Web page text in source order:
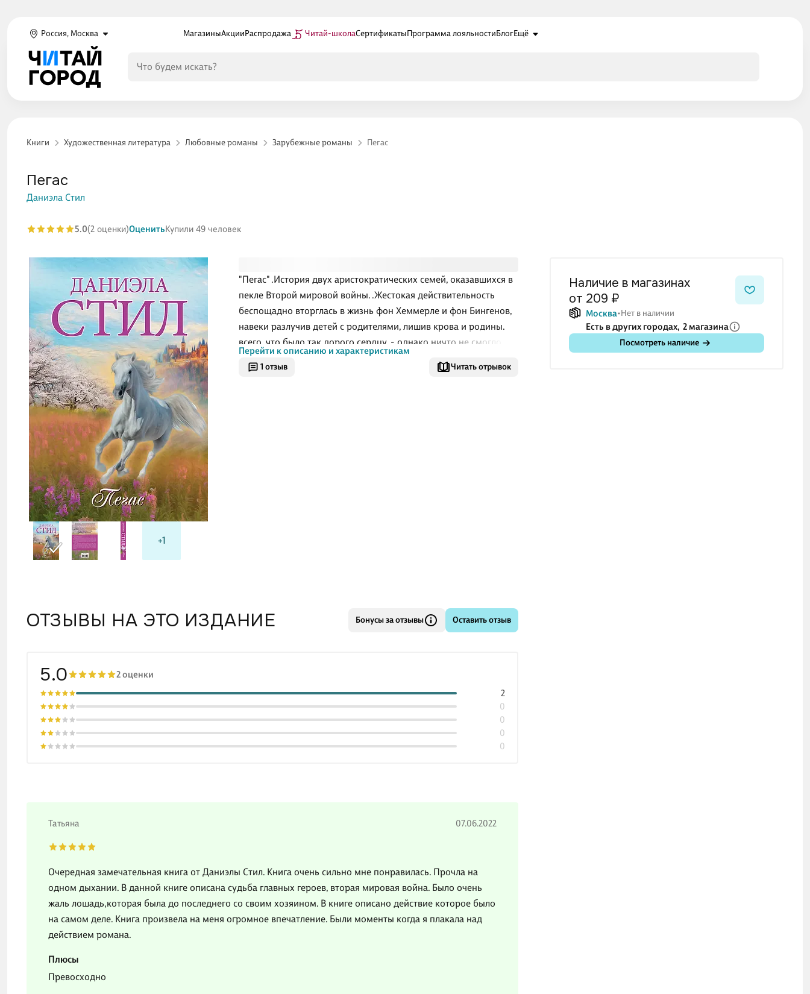
Россия, Москва МагазиныАкцииРаспродажа Читай-школаСертификатыПрограмма лояльностиБлогЕщё
Книги Художественная литература Любовные романы Зарубежные романы Пегас
+1
1 отзыв Читать отрывок
"Пегас" .История двух аристократических семей, оказавшихся в
пекле Второй мировой войны. .Жестокая действительность
беспощадно вторглась в жизнь фон Хеммерле и фон Бингенов,
навеки разлучив детей с родителями, лишив крова и родины,
всего, что было так дорого сердцу, - однако ничто не смогло
сломить их гордый, свободолюбивый дух, убить жажду жизни и
любви, растоптать их честность и человечность. Страх,
Перейти к описанию и характеристикам
Пегас
Даниэла Стил
5.0(2 оценки)ОценитьКупили 49 человек
Наличие в магазинах
от 209 ₽
Москва Нет в наличии
Есть в других городах, 2 магазина
Посмотреть наличие
ОТЗЫВЫ НА ЭТО ИЗДАНИЕ Бонусы за отзывы Оставить отзыв
5.0 2 оценки
0
0
0
0
2
Татьяна 07.06.2022
Очередная замечательная книга от Даниэлы Стил. Книга очень сильно мне понравилась. Прочла на
одном дыхании. В данной книге описана судьба главных героев, вторая мировая война. Было очень
жаль лошадь,которая была до последнего со своим хозяином. В книге описано действие которое было
на самом деле. Книга произвела на меня огромное впечатление. Были моменты когда я плакала над
действием романа.
Плюсы
Превосходно